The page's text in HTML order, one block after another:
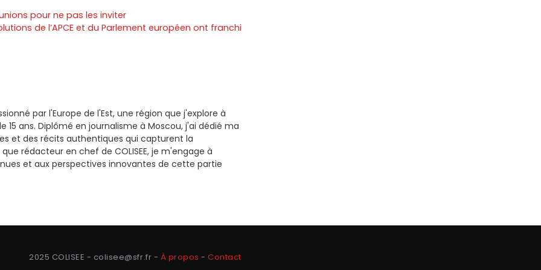
pour ne pas les inviter
de l’APCE et du Parlement européen ont franchi
par l'Europe de l'Est, une région que j'explore à
15 ans. Diplômé en journalisme à Moscou, j'ai dédié ma
et des récits authentiques qui capturent la
rédacteur en chef de COLISEE, je m'engage à
et aux perspectives innovantes de cette partie
2025 COLISEE - colisee@sfr.fr - À propos -Contact